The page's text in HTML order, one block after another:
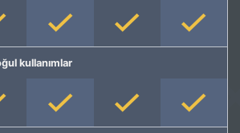
kullanımlar